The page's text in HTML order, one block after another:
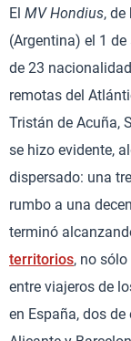
El MV Hondius,
(Argentina) el 1
de 23
remotas del
Tristán de Acuña,
se hizo evidente,
dispersado: una
rumbo a una
terminó
territorios, no
entre viajeros de
en España, dos